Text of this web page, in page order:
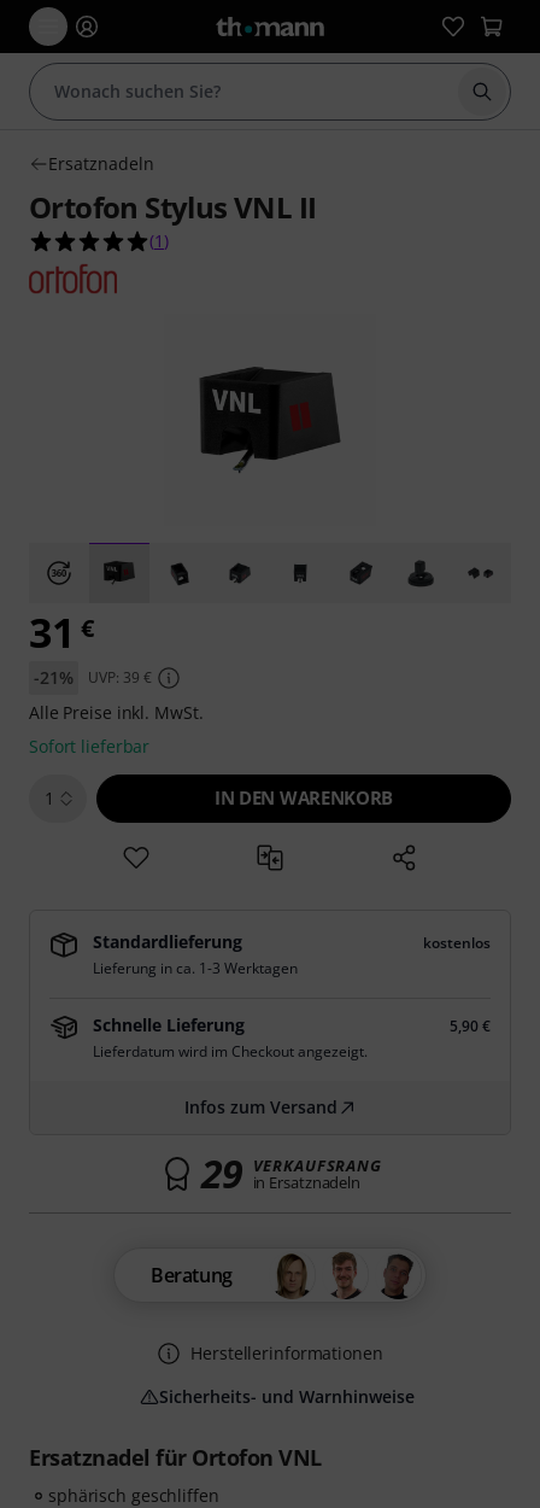
Suche
Ersatznadeln
Ortofon Stylus VNL II
5.0 von 5 Sternen aus 1 Kundenbewertungen
(1 )
Ersatznadel für Ortofon VNL
sphärisch geschliffen
31 €
-21% UVP: 39 €
Alle Preise inkl. MwSt.
Sofort lieferbar
1 IN DEN WARENKORB
Standardlieferung
kostenlos
Lieferung in ca. 1-3 Werktagen
Schnelle Lieferung
5,90 €
Lieferdatum wird im Checkout angezeigt.
Infos zum Versand
29 VERKAUFSRANG
in Ersatznadeln
Beratung
Herstellerinformationen
Sicherheits- und Warnhinweise